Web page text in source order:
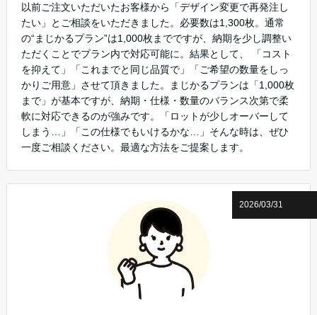
以前ご注文いただいたお客様から「デザイン変更で再発注し
たい」とご相談をいただきました。必要数は1,300枚。通常
の“まじかるプラン”は1,000枚までですが、納期を少し調整い
ただくことでプラン内で対応可能に。結果として、 「コスト
を抑えて」「これまでと同じ品質で」「ご希望の数量をしっ
かりご用意」させて頂きました。まじかるプランは「1,000枚
まで」が基本ですが、納期・仕様・数量のバランス次第で柔
軟に対応できるのが強みです。「ロットが少しオーバーして
しまう…」「この仕様でもいけるかな…」そんな時は、ぜひ
一度ご相談ください。最適な方法をご提案します。
2026/03/31